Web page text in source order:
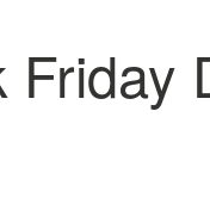
Friday
K
o